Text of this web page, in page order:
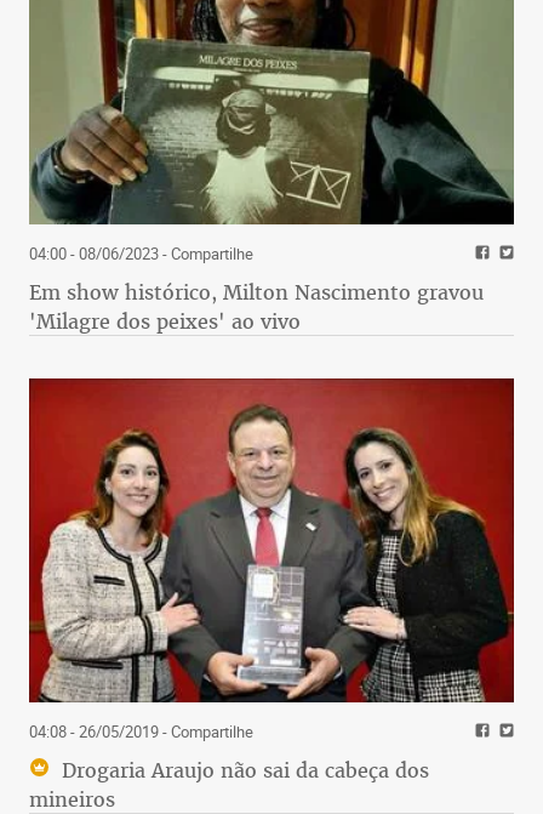
04:00 - 08/06/2023- Compartilhe
Em show histórico, Milton Nascimento gravou
'Milagre dos peixes' ao vivo
04:08 - 26/05/2019- Compartilhe
Drogaria Araujo não sai da cabeça dos
mineiros